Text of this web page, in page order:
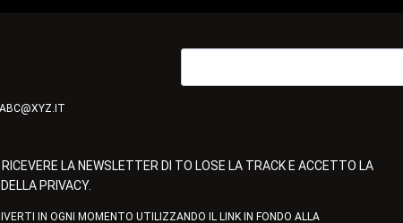
RICEVERE LA NEWSLETTER DI TO LOSE LA TRACK E ACCETTO LA
PRIVACY.
IN OGNI MOMENTO UTILIZZANDO IL LINK IN FONDO ALLA